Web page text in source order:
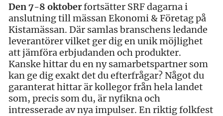
Den 7-8 oktoberfortsätter SRF dagarna i
anslutning till mässan Ekonomi & Företag på
Kistamässan. Där samlas branschens ledande
leverantörer vilket ger dig en unik möjlighet
att jämföra erbjudanden och produkter.
Kanske hittar du en ny samarbetspartner som
kan ge dig exakt det du efterfrågar? Något du
garanterat hittar är kollegor från hela landet
som, precis som du, är nyfikna och
intresserade av nya impulser. En riktig folkfest